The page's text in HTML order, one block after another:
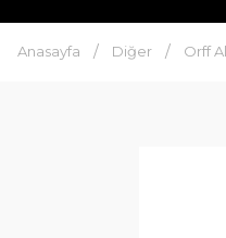
Anasayfa Diğer Orff